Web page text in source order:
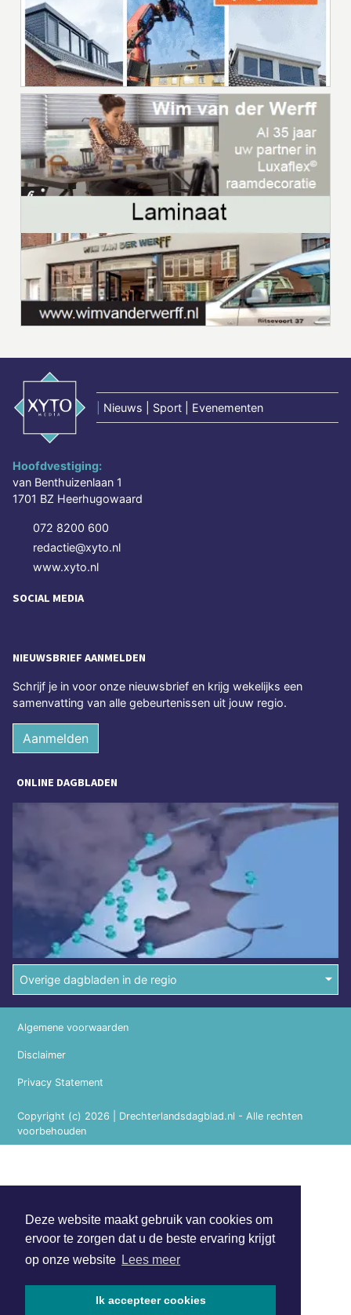
Deze website maakt gebruik van cookies om
ervoor te zorgen dat u de beste ervaring krijgt
op onze website Lees meer
Ik accepteer cookies
Nieuws | Sport | Evenementen
Hoofdvestiging:
van Benthuizenlaan 1
1701 BZ Heerhugowaard
072 8200 600
redactie@xyto.nl
www.xyto.nl
SOCIAL MEDIA
NIEUWSBRIEF AANMELDEN
Schrijf je in voor onze nieuwsbrief en krijg wekelijks een
samenvatting van alle gebeurtenissen uit jouw regio.
Aanmelden
ONLINE DAGBLADEN
Overige dagbladen in de regio
Copyright (c) 2026 | Drechterlandsdagblad.nl - Alle rechten
voorbehouden
Algemene voorwaarden
Disclaimer
Privacy Statement